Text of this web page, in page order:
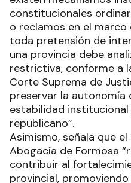
constitucionales
o reclamos en el
toda pretensión de
una provincia debe
restrictiva, conforme a
Corte Suprema de
preservar la autonomía
estabilidad
republicano”.
Asimismo, señala que
Abogacía de Formosa
contribuir al
provincial,